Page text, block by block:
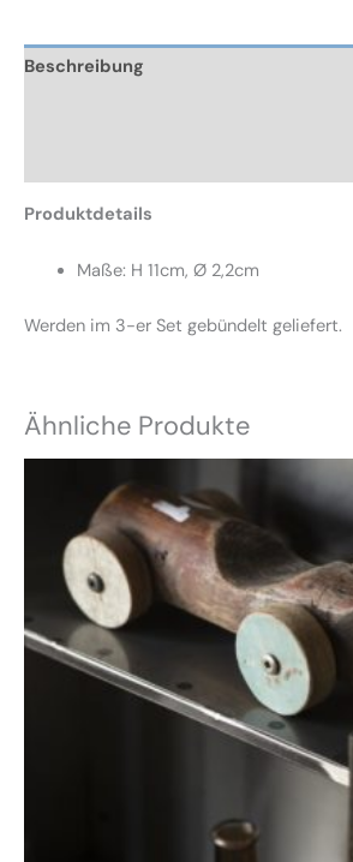
Beschreibung
Produktdetails
Maße: H 11cm, Ø 2,2cm
Werden im 3-er Set gebündelt geliefert.
Ähnliche Produkte